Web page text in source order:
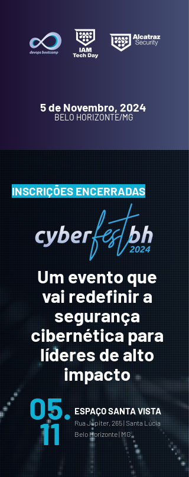
5 de Novembro, 2024
BELO HORIZONTE/MG
INSCRIÇÕES ENCERRADAS
Um evento que
vai redefinir a
segurança
cibernética para
líderes de alto
impacto
05.
11
ESPAÇO SANTA VISTA
Rua Júpiter, 265 | Santa Lúcia
Belo Horizonte | MG